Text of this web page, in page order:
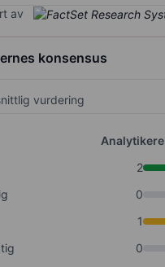
av
konsensus
vurdering
Analytikere
2
0
1
0